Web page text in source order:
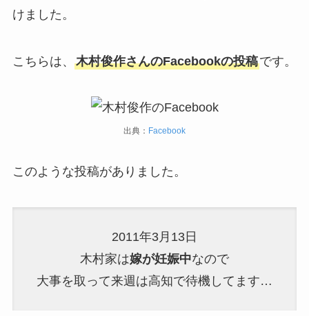
けました。
こちらは、 木村俊作さんのFacebookの投稿です。
出典： Facebook
このような投稿がありました。
2011年3月13日
木村家は嫁が妊娠中なので
大事を取って来週は高知で待機してます…